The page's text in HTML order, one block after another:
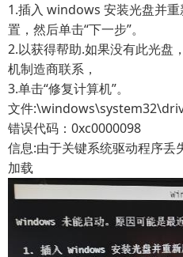
1.插入 windows 安装光盘并
置，然后单击“下一步”。
2.以获得帮助.如果没有此光盘
机制造商联系，
3.单击“修复计算机”。
文件
错误代码：0xc0000098
信息:由于关键系统驱动程序
加载